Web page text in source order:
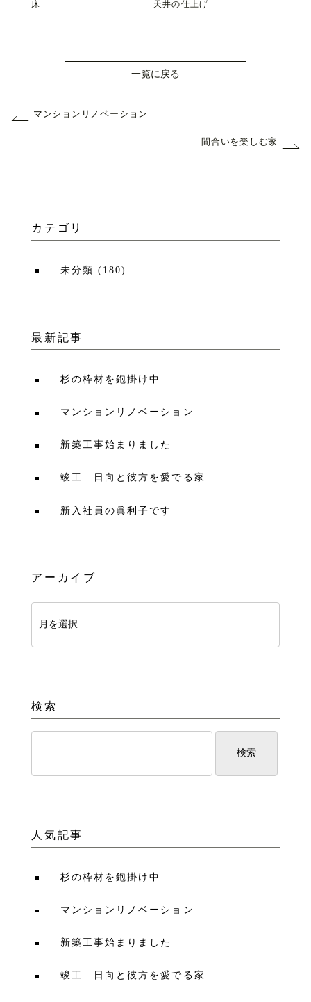
床 天井の仕上げ
一覧に戻る
マンションリノベーション
間合いを楽しむ家
カテゴリ
未分類 ( 180)
最新記事
杉の枠材を鉋掛け中
マンションリノベーション
新築工事始まりました
竣工 日向と彼方を愛でる家
新入社員の眞利子です
アーカイブ
検索
人気記事
杉の枠材を鉋掛け中
マンションリノベーション
新築工事始まりました
竣工 日向と彼方を愛でる家